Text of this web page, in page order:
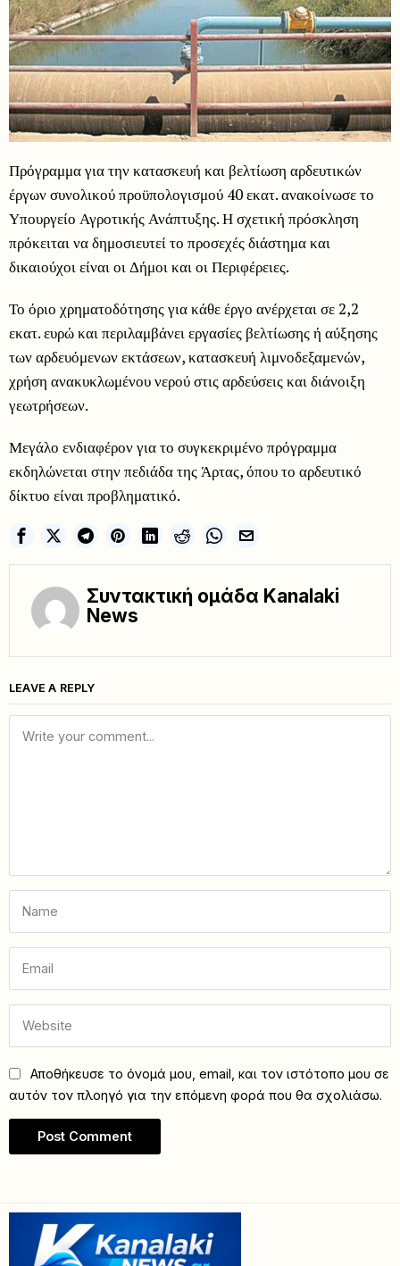
Πρόγραμμα για την κατασκευή και βελτίωση αρδευτικών
έργων συνολικού προϋπολογισμού 40 εκατ. ανακοίνωσε το
Υπουργείο Αγροτικής Ανάπτυξης. Η σχετική πρόσκληση
πρόκειται να δημοσιευτεί το προσεχές διάστημα και
δικαιούχοι είναι οι Δήμοι και οι Περιφέρειες.
Το όριο χρηματοδότησης για κάθε έργο ανέρχεται σε 2,2
εκατ. ευρώ και περιλαμβάνει εργασίες βελτίωσης ή αύξησης
των αρδευόμενων εκτάσεων, κατασκευή λιμνοδεξαμενών,
χρήση ανακυκλωμένου νερού στις αρδεύσεις και διάνοιξη
γεωτρήσεων.
Μεγάλο ενδιαφέρον για το συγκεκριμένο πρόγραμμα
εκδηλώνεται στην πεδιάδα της Άρτας, όπου το αρδευτικό
δίκτυο είναι προβληματικό.
Συντακτική ομάδα Kanalaki
News
LEAVE A REPLY
Αποθήκευσε το όνομά μου, email, και τον ιστότοπο μου σε
αυτόν τον πλοηγό για την επόμενη φορά που θα σχολιάσω.